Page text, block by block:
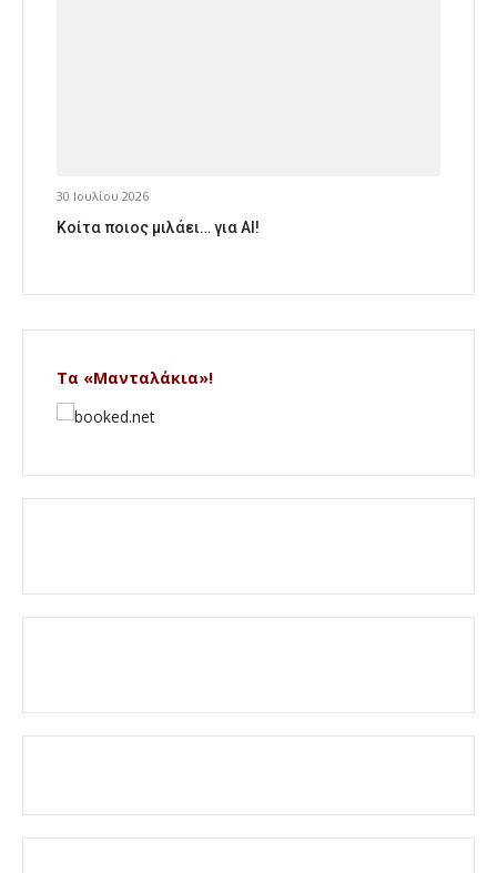
30 Ιουλίου 2026
Κοίτα ποιος μιλάει… για AI!
Τα «Μανταλάκια»!